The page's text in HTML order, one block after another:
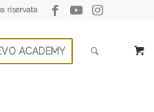
riservata
ACADEMY